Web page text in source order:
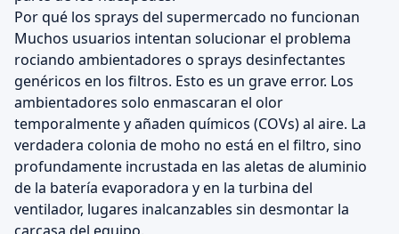
Por qué los sprays del supermercado no funcionan
Muchos usuarios intentan solucionar el problema
rociando ambientadores o sprays desinfectantes
genéricos en los filtros. Esto es un grave error. Los
ambientadores solo enmascaran el olor
temporalmente y añaden químicos (COVs) al aire. La
verdadera colonia de moho no está en el filtro, sino
profundamente incrustada en las aletas de aluminio
de la batería evaporadora y en la turbina del
ventilador, lugares inalcanzables sin desmontar la